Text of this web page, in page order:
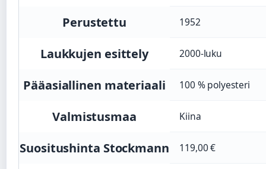
Perustettu 1952
Laukkujen esittely 2000-luku
Pääasiallinen materiaali 100 % polyesteri
Valmistusmaa Kiina
Suositushinta Stockmann 119,00 €